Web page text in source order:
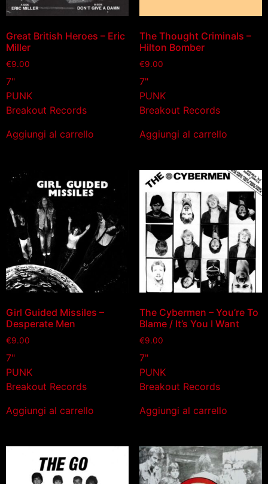
Great British Heroes – Eric
Miller
€9.00
7"
PUNK
Breakout Records
Aggiungi al carrello
The Thought Criminals –
Hilton Bomber
€9.00
7"
PUNK
Breakout Records
Aggiungi al carrello
Girl Guided Missiles –
Desperate Men
€9.00
7"
PUNK
Breakout Records
Aggiungi al carrello
The Cybermen – You’re To
Blame / It’s You I Want
€9.00
7"
PUNK
Breakout Records
Aggiungi al carrello